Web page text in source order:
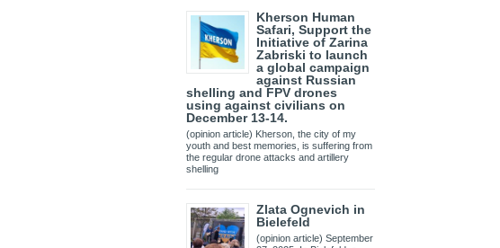
Kherson Human
Safari, Support the
Initiative of Zarina
Zabriski to launch
a global campaign
against Russian
shelling and FPV drones
using against civilians on
December 13-14.
(opinion article) Kherson, the city of my
youth and best memories, is suffering from
the regular drone attacks and artillery
shelling
Zlata Ognevich in
Bielefeld
(opinion article) September